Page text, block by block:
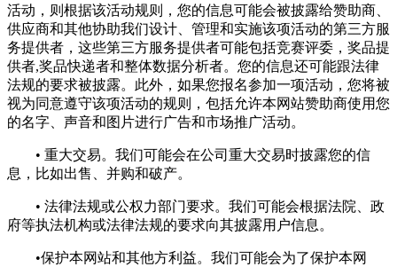
活动，则根据该活动规则，您的信息可能会被披露给赞助商、
供应商和其他协助我们设计、管理和实施该项活动的第三方服
务提供者，这些第三方服务提供者可能包括竞赛评委，奖品提
供者,奖品快递者和整体数据分析者。您的信息还可能跟法律
法规的要求被披露。此外，如果您报名参加一项活动，您将被
视为同意遵守该项活动的规则，包括允许本网站赞助商使用您
的名字、声音和图片进行广告和市场推广活动。
• 重大交易。我们可能会在公司重大交易时披露您的信
息，比如出售、并购和破产。
• 法律法规或公权力部门要求。我们可能会根据法院、政
府等执法机构或法律法规的要求向其披露用户信息。
•保护本网站和其他方利益。我们可能会为了保护本网